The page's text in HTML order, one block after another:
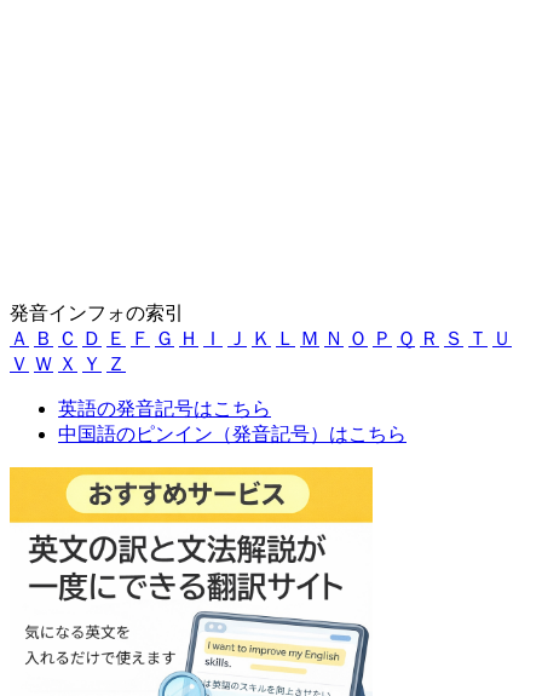
発音インフォの索引
Ａ
Ｂ Ｃ Ｄ Ｅ Ｆ Ｇ Ｈ Ｉ Ｊ Ｋ Ｌ Ｍ Ｎ Ｏ Ｐ Ｑ Ｒ Ｓ Ｔ
Ｕ
Ｖ Ｗ Ｘ Ｙ Ｚ
英語の発音記号はこちら
中国語のピンイン（発音記号）はこちら